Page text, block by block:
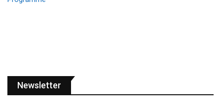
Newsletter